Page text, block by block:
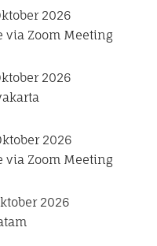
2026
Zoom Meeting
2026
2026
Zoom Meeting
2026